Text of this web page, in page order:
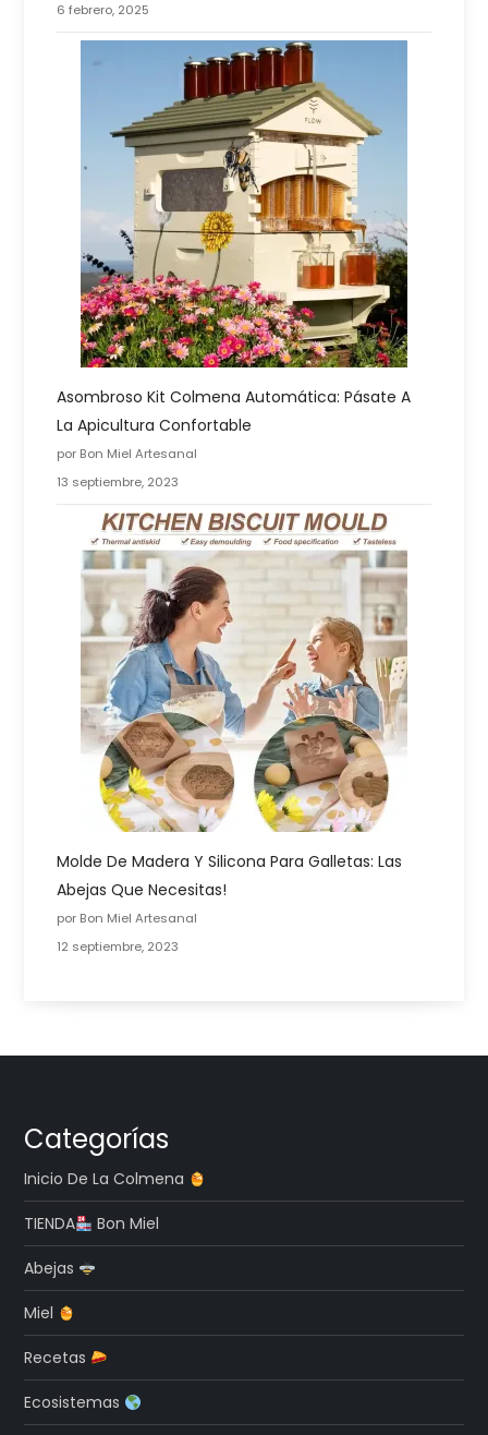
6 febrero, 2025
Asombroso Kit Colmena Automática: Pásate A
La Apicultura Confortable
por Bon Miel Artesanal
13 septiembre, 2023
Molde De Madera Y Silicona Para Galletas: Las
Abejas Que Necesitas!
por Bon Miel Artesanal
12 septiembre, 2023
Categorías
Inicio De La Colmena
TIENDA Bon Miel
Abejas
Miel
Recetas
Ecosistemas